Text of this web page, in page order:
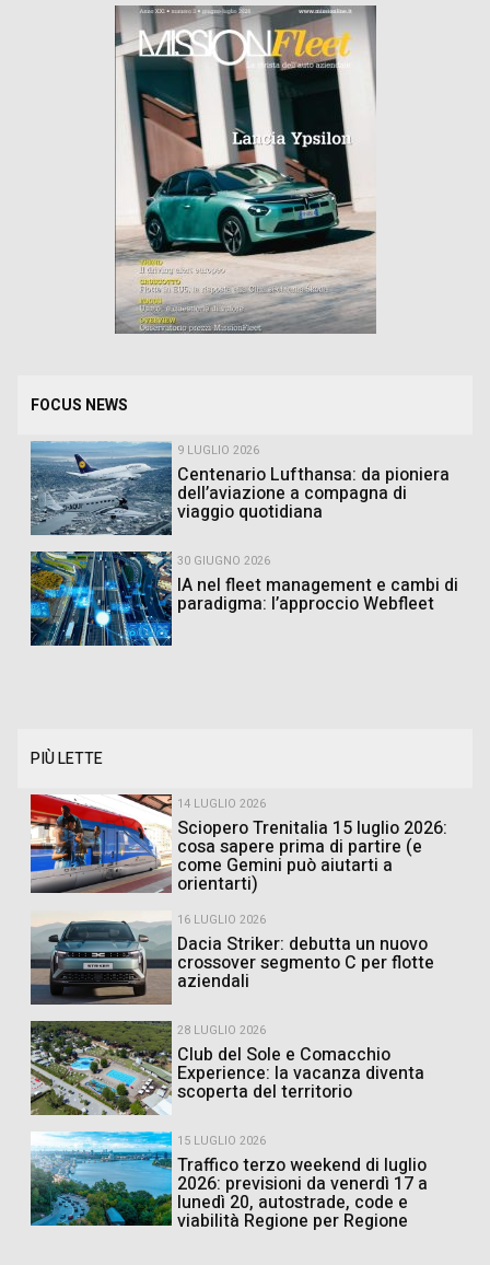
FOCUS NEWS
9 LUGLIO 2026
Centenario Lufthansa: da pioniera
dell’aviazione a compagna di
viaggio quotidiana
30 GIUGNO 2026
IA nel fleet management e cambi di
paradigma: l’approccio Webfleet
PIÙ LETTE
14 LUGLIO 2026
Sciopero Trenitalia 15 luglio 2026:
cosa sapere prima di partire (e
come Gemini può aiutarti a
orientarti)
16 LUGLIO 2026
Dacia Striker: debutta un nuovo
crossover segmento C per flotte
aziendali
28 LUGLIO 2026
Club del Sole e Comacchio
Experience: la vacanza diventa
scoperta del territorio
15 LUGLIO 2026
Traffico terzo weekend di luglio
2026: previsioni da venerdì 17 a
lunedì 20, autostrade, code e
viabilità Regione per Regione